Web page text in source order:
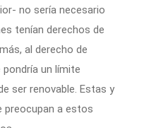
no sería necesario
tenían derechos de
al derecho de
un límite
ser renovable. Estas y
preocupan a estos